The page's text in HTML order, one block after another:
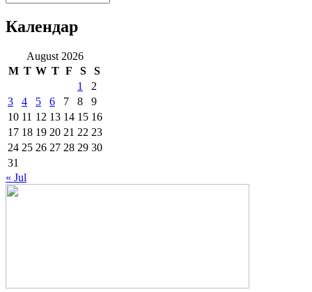
Календар
August 2026
M T W T F S
S
1
2
3
4 5 6 7 8
9
10 11 12 13 14 15 16
17 18 19 20 21 22 23
24 25 26 27 28 29 30
31
« Jul